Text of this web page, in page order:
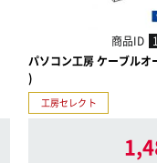
商品ID
パソコン工房 ケーブル
)
工房セレクト